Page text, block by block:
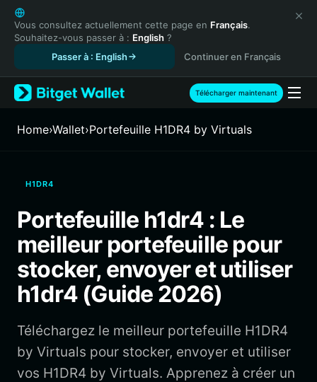
English
日本語
Tiếng Việt
Español (Latinoamérica)
Türkçe
Français
繁體中文
Bahasa Indonesia
ภาษาไทย
Español
Português (Brasil)
Vous consultez actuellement cette page en Français.
Souhaitez-vous passer à : English ?
Passer à : English
Continuer en Français
Télécharger maintenant
Home›Wallet›Portefeuille H1DR4 by Virtuals
H1DR4
Portefeuille h1dr4 : Le
meilleur portefeuille pour
stocker, envoyer et utiliser
h1dr4 (Guide 2026)
Téléchargez le meilleur portefeuille H1DR4
by Virtuals pour stocker, envoyer et utiliser
vos H1DR4 by Virtuals. Apprenez à créer un